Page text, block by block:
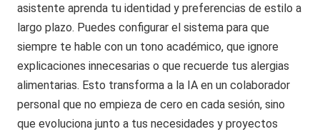
asistente aprenda tu identidad y preferencias de estilo a
largo plazo. Puedes configurar el sistema para que
siempre te hable con un tono académico, que ignore
explicaciones innecesarias o que recuerde tus alergias
alimentarias. Esto transforma a la IA en un colaborador
personal que no empieza de cero en cada sesión, sino
que evoluciona junto a tus necesidades y proyectos